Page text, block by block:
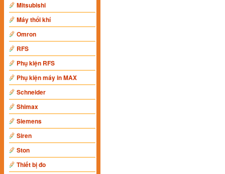
Mitsubishi
Máy thổi khí
Omron
RFS
Phụ kiện RFS
Phụ kiện máy in MAX
Schneider
Shimax
Siemens
Siren
Ston
Thiết bị đo